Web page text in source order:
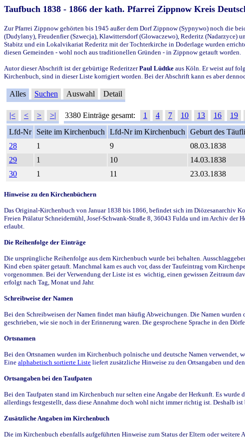
Taufbuch 1838 - 1866 der kath. Pfarrei Zippnow Kreis
Zur Pfarrei Zippnow gehörten bis 1945 außer dem Dorf Zippnow (Sypnywo) noch die
(Dudylany), Freudenfier (Szwecja), Klawittersdorf (Glowaczewo), Rederitz
Stabitz und ein Lokalvikariat Rederitz mit der Tochterkirche in Doderlage wurden
diesen Gemeinden - wohl noch aus traditionellen Gründen - in Zippnow getauft worden.
Autor dieser Abschrift ist der gebürtige RederitzerPaul Lüdtke aus Köln. Er weist auf
Kirchenbuch, sind in dieser Liste korrigiert worden. Bei der Abschrift kann es aber
Alles Suchen Auswahl Detail
|< < > >| 3380 Einträge gesamt: 1 4 7 10 13 16 19
Lfd-Nr
Seite im Kirchenbuch Lfd-Nr im Kirchenbuch Geburt des
28
1 9 08.03.1838
29
1 10 14.03.1838
30
1 11 23.03.1838
Hinweise zu den Kirchenbüchern
Das Original-Kirchenbuch von Januar 1838 bis 1866, befindet sich im Diözesanarchiv
Freien Prälatur Schneidemühl, Josef-Schwank-Straße 8, 36043 Fulda und im Archiv der
erlaubt.
Die Reihenfolge der Einträge
Die ursprüngliche Reihenfolge aus dem Kirchenbuch wurde bei behalten.
Kind eben später getauft. Manchmal kam es auch vor, dass der Taufeintrag vom
vorgenommen. Bei der Verwendung der Liste ist es wichtig, einen gewissen Zeitraum
erfolgt nach Tag, Monat und Jahr.
Schreibweise der Namen
Bei den Schreibweisen der Namen findet man häufig Abweichungen. Die Namen
geschrieben, wie sie noch in der Erinnerung waren. Die gesprochene Sprache in den
Ortsnamen
Bei den Ortsnamen wurden im Kirchenbuch polnische und deutsche Namen verwendet,
Eine alphabetisch sortierte Liste liefert zusätzliche Hinweise zu den Ortsangaben und
Ortsangaben bei den Taufpaten
Bei den Taufpaten stand im Kirchenbuch nur selten eine Angabe der Herkunft. Es
allerdings festgestellt, dass diese Annahme doch wohl nicht immer richtig ist. Deshalb
Zusätzliche Angaben im Kirchenbuch
Die im Kirchenbuch ebenfalls aufgeführten Hinweise zum Status der Eltern oder weitere